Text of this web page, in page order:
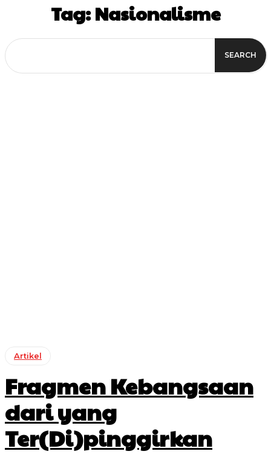
Tag:Nasionalisme
SEARCH
Artikel
Fragmen Kebangsaan
dari yang
Ter(Di)pinggirkan